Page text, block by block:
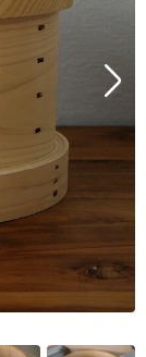
閉じる